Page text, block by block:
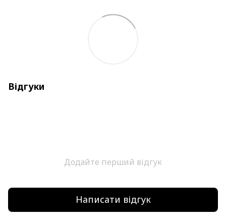
Відгуки
Додайте перший відгук
Написати відгук